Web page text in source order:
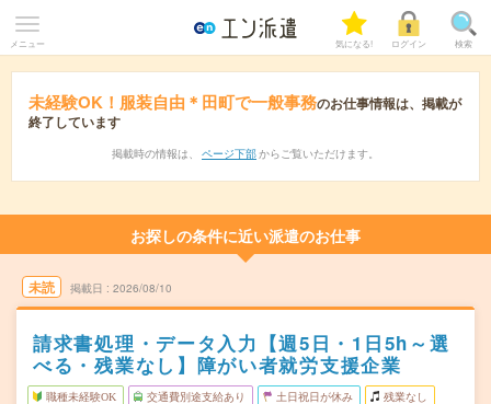
メニュー 気になる! ログイン 検索
未経験OK！服装自由＊田町で一般事務のお仕事情報は、掲載が
終了しています
掲載時の情報は、 ページ下部 からご覧いただけます。
お探しの条件に近い派遣のお仕事
未読 掲載日 2026/08/10
請求書処理・データ入力【週5日・1日5h～選
べる・残業なし】障がい者就労支援企業
職種未経験OK 交通費別途支給あり 土日祝日が休み 残業なし